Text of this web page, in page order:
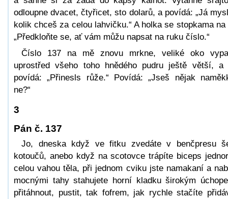
odloupne dvacet, čtyřicet, sto dolarů, a povídá: „Já
kolik chceš za celou lahvičku.“ A holka se stopkama na
„Předkloňte se, ať vám můžu napsat na ruku číslo.“
Číslo 137 na mě znovu mrkne, veliké oko
uprostřed všeho toho hnědého pudru ještě větší, a
povídá: „Přinesls růže.“ Povídá: „Jseš nějak
ne?“
3
Pán č. 137
Jo, dneska když ve fitku zvedáte v benčpresu
kotoučů, anebo když na scotovce trápíte biceps
celou vahou těla, při jednom cviku jste namakaní a
mocnými tahy stahujete horní kladku širokým
přitáhnout, pustit, tak fofrem, jak rychle stačíte